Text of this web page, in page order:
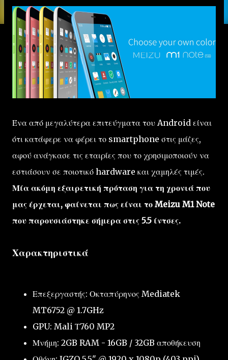
Ένα από μεγαλύτερα επιτεύγματα του Android είναι
ότι κατάφερε να φέρει το smartphone στις μάζες,
αφού ανάγκασε τις εταιρίες που το χρησιμοποιούν να
εστιάσουν σε ποιοτικό hardware και χαμηλές τιμές.
Μία ακόμη εξαιρετική πρόταση για τη χρονιά που
μας έρχεται, φαίνεται πως είναι το Meizu M1 Note
που παρουσιάστηκε σήμερα στις 5.5 ίντσες.
Χαρακτηριστικά
Επεξεργαστής: Οκταπύρηνος Mediatek
MT6752 @ 1.7GHz
GPU: Mali Τ760 MP2
Μνήμη: 2GB RAM - 16GB / 32GB αποθήκευση